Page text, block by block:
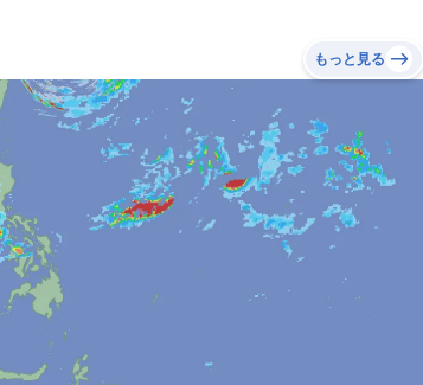
もっと見る